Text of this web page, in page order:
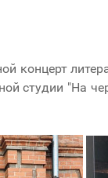
концерт
студии "На